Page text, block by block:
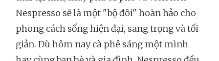
Nespresso sẽ là một "bộ đôi" hoàn hảo cho
phong cách sống hiện đại, sang trọng và tối
giản. Dù hôm nay cà phê sáng một mình